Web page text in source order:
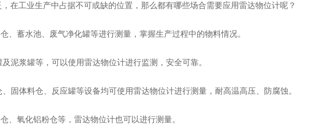
在工业生产中占据不可或缺的位置，那么都有哪些场合需要应用雷达物位计呢？
蓄水池、废气净化罐等进行测量，掌握生产过程中的物料情况。
泥浆罐等，可以使用雷达物位计进行监测，安全可靠。
固体料仓、反应罐等设备均可使用雷达物位计进行测量，耐高温高压、防腐蚀。
氧化铝粉仓等，雷达物位计也可以进行测量。